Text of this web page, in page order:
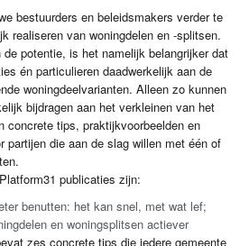
bestuurders en beleidsmakers verder te
realiseren van woningdelen en -splitsen.
potentie, is het namelijk belangrijker dat
én particulieren daadwerkelijk aan de
woningdeelvarianten. Alleen zo kunnen
bijdragen aan het verkleinen van het
concrete tips, praktijkvoorbeelden en
partijen die aan de slag willen met één of
publicaties zijn:
benutten: het kan snel, met wat lef;
en woningsplitsen actiever
zes concrete tips die iedere gemeente